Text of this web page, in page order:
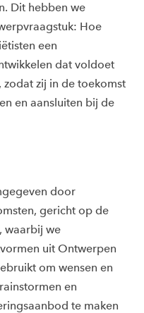
Dit hebben we
Hoe
een
dat voldoet
zodat zij in de toekomst
en aansluiten bij de
door
gericht op de
waarbij we
uit Ontwerpen
om wensen en
en
te maken